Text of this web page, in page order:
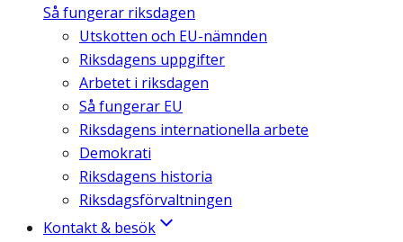
Så fungerar riksdagen
Utskotten och EU-nämnden
Riksdagens uppgifter
Arbetet i riksdagen
Så fungerar EU
Riksdagens internationella arbete
Demokrati
Riksdagens historia
Riksdagsförvaltningen
Kontakt & besök